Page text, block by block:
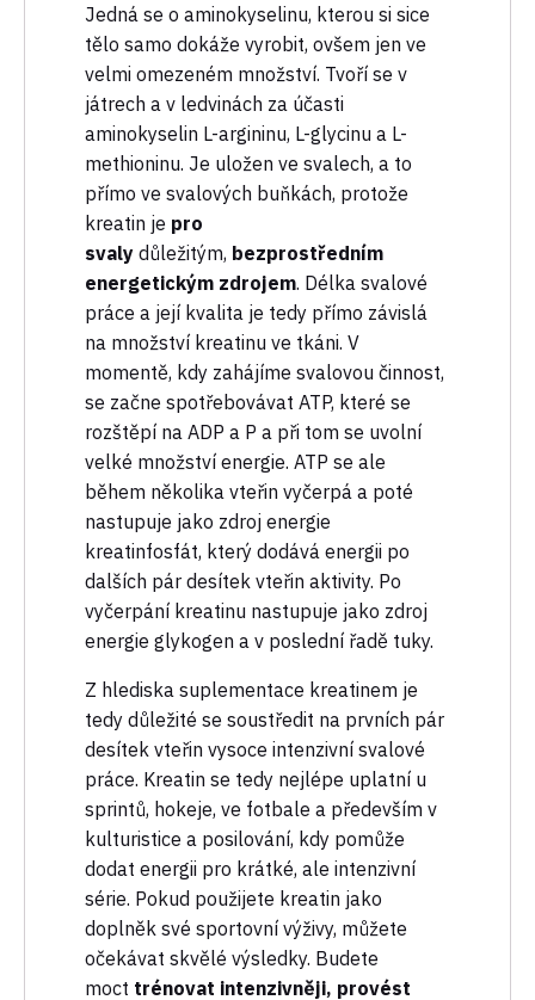
Jedná se o aminokyselinu, kterou si sice
tělo samo dokáže vyrobit, ovšem jen ve
velmi omezeném množství. Tvoří se v
játrech a v ledvinách za účasti
aminokyselin L-argininu, L-glycinu a L-
methioninu. Je uložen ve svalech, a to
přímo ve svalových buňkách, protože
kreatin je pro
svaly důležitým, bezprostředním
energetickým zdrojem. Délka svalové
práce a její kvalita je tedy přímo závislá
na množství kreatinu ve tkáni. V
momentě, kdy zahájíme svalovou činnost,
se začne spotřebovávat ATP, které se
rozštěpí na ADP a P a při tom se uvolní
velké množství energie. ATP se ale
během několika vteřin vyčerpá a poté
nastupuje jako zdroj energie
kreatinfosfát, který dodává energii po
dalších pár desítek vteřin aktivity. Po
vyčerpání kreatinu nastupuje jako zdroj
energie glykogen a v poslední řadě tuky.
Z hlediska suplementace kreatinem je
tedy důležité se soustředit na prvních pár
desítek vteřin vysoce intenzivní svalové
práce. Kreatin se tedy nejlépe uplatní u
sprintů, hokeje, ve fotbale a především v
kulturistice a posilování, kdy pomůže
dodat energii pro krátké, ale intenzivní
série. Pokud použijete kreatin jako
doplněk své sportovní výživy, můžete
očekávat skvělé výsledky. Budete
moct trénovat intenzivněji, provést